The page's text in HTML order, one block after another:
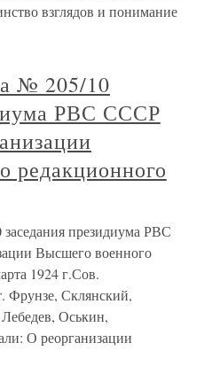
взглядов и понимание
№ 205/10
РВС СССР
редакционного
президиума РВС
Высшего военного
1924 г.Сов.
Фрунзе, Склянский,
Оськин,
О реорганизации